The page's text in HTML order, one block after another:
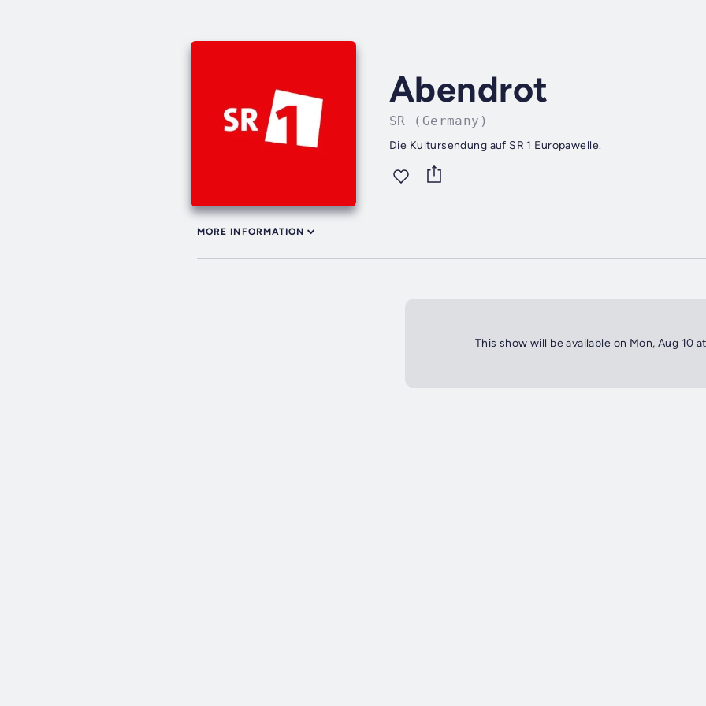
Abendrot
SR (Germany)
Die Kultursendung auf SR 1 Europawelle.
MORE INFORMATION
This show will be available on Mon, Aug 10